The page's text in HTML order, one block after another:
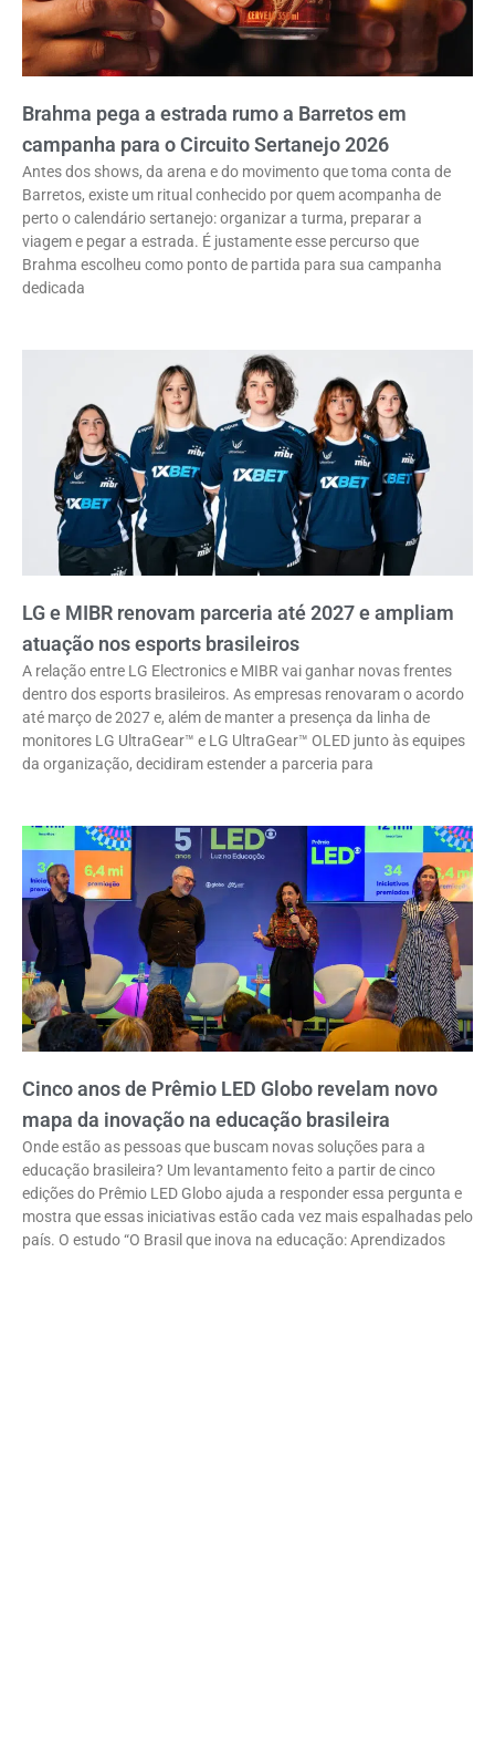
Brahma pega a estrada rumo a Barretos em
campanha para o Circuito Sertanejo 2026
Antes dos shows, da arena e do movimento que toma conta de
Barretos, existe um ritual conhecido por quem acompanha de
perto o calendário sertanejo: organizar a turma, preparar a
viagem e pegar a estrada. É justamente esse percurso que
Brahma escolheu como ponto de partida para sua campanha
dedicada
LG e MIBR renovam parceria até 2027 e ampliam
atuação nos esports brasileiros
A relação entre LG Electronics e MIBR vai ganhar novas frentes
dentro dos esports brasileiros. As empresas renovaram o acordo
até março de 2027 e, além de manter a presença da linha de
monitores LG UltraGear™ e LG UltraGear™ OLED junto às equipes
da organização, decidiram estender a parceria para
Cinco anos de Prêmio LED Globo revelam novo
mapa da inovação na educação brasileira
Onde estão as pessoas que buscam novas soluções para a
educação brasileira? Um levantamento feito a partir de cinco
edições do Prêmio LED Globo ajuda a responder essa pergunta e
mostra que essas iniciativas estão cada vez mais espalhadas pelo
país. O estudo “O Brasil que inova na educação: Aprendizados